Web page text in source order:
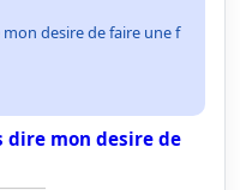
desire de faire une f
dire mon desire de